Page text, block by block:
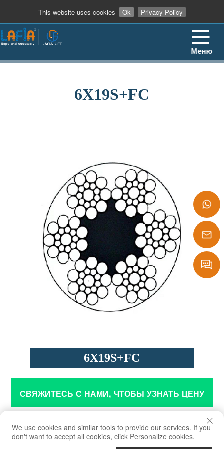
This website uses cookies Ok Privacy Policy
+86
Message
+86 13862909906
Меню
6X19S+FC
6X19S+FC
СВЯЖИТЕСЬ С НАМИ, ЧТОБЫ УЗНАТЬ ЦЕНУ
Порт, сталелитейный завод, нефтяная скважина, шахта и
We use cookies and similar tools to provide our services. If you
don't want to accept all cookies, click Personalize cookies.